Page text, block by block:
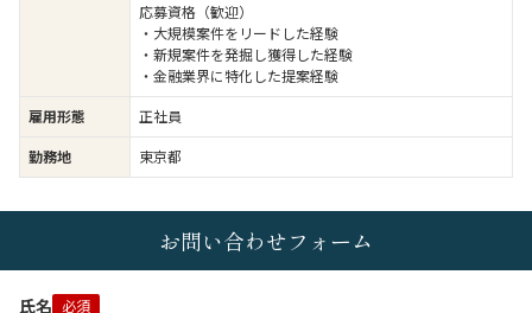
応募資格（歓迎）
・大規模案件をリードした経験
・新規案件を発掘し獲得した経験
・金融業界に特化した提案経験
雇用形態
正社員
勤務地
東京都
お問い合わせフォーム
氏名 必須